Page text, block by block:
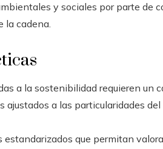
y sociales por parte de
la cadena.
a la sostenibilidad requieren un
a las particularidades
que permitan